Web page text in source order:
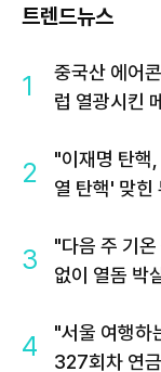
트렌드뉴스
1
중국산 에어
럽 열광시킨
2
"이재명 탄핵
열 탄핵' 맞힌
3
"다음 주 기
없이 열돔 박
4
"서울 여행하
327회차 연